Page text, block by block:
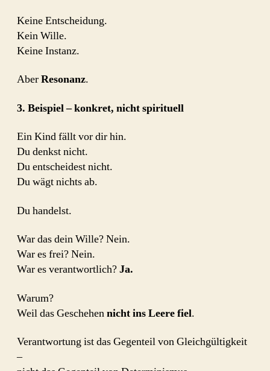
Keine Entscheidung.
Kein Wille.
Keine Instanz.
AberResonanz.
3. Beispiel – konkret, nicht spirituell
Ein Kind fällt vor dir hin.
Du denkst nicht.
Du entscheidest nicht.
Du wägt nichts ab.
Du handelst.
War das dein Wille? Nein.
War es frei? Nein.
War es verantwortlich?Ja.
Warum?
Weil das Geschehennicht ins Leere fiel.
Verantwortung ist das Gegenteil von Gleichgültigkeit
–